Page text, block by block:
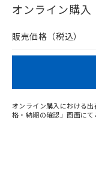
在庫等で未対応品
問い合わせくださ
オンライン購入
販売価格（税込）
オンライン購入における
格・納期の確認」画面にて